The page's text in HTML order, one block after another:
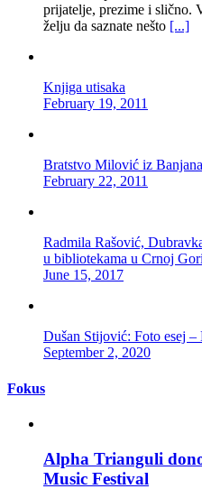
prijatelje, prezime i slično.
želju da saznate nešto [...]
Knjiga utisaka
February 19, 2011
Bratstvo Milović iz
February 22, 2011
Radmila Rašović,
u bibliotekama u Crnoj Gori
June 15, 2017
Dušan Stijović: Foto esej –
September 2, 2020
Fokus
Alpha Trianguli
Music Festival